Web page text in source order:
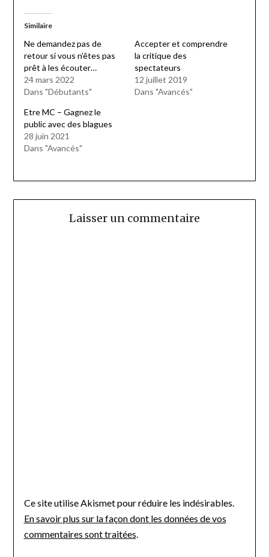
Similaire
Ne demandez pas de
retour si vous n’êtes pas
prêt à les écouter…
24 mars 2022
Dans "Débutants"
Accepter et comprendre
la critique des
spectateurs
12 juillet 2019
Dans "Avancés"
Etre MC – Gagnez le
public avec des blagues
28 juin 2021
Dans "Avancés"
Laisser un commentaire
Ce site utilise Akismet pour réduire les indésirables.
En savoir plus sur la façon dont les données de vos
commentaires sont traitées